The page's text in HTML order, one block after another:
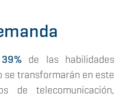
39% de las habilidades
se transformarán en este
de telecomunicación,